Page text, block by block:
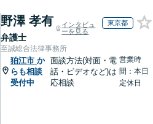
野澤 孝有
弁護士
インタビュ
ーを見る
東京都
至誠総合法律事務所
狛江市 か
らも相談
受付中
面談方法(対面・電
話・ビデオなど)は
応相談
営業時
間：本日
定休日